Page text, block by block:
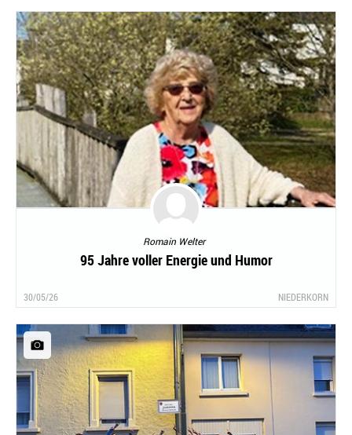
Romain Welter
95 Jahre voller Energie und Humor
30/05/26 NIEDERKORN